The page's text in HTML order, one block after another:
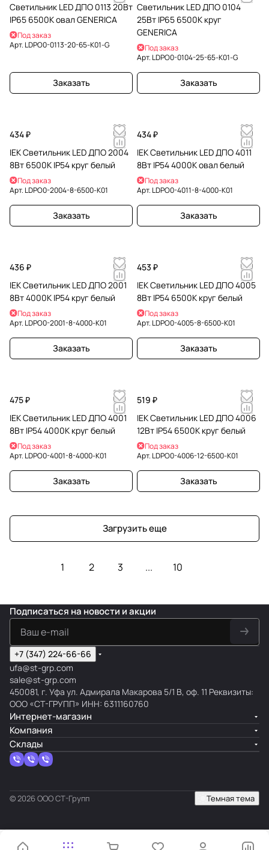
Светильник LED ДПО 0113 20Вт
IP65 6500К овал GENERICA
Под заказ
Арт. LDPO0-0113-20-65-K01-G
Заказать
Светильник LED ДПО 0104
25Вт IP65 6500К круг
GENERICA
Под заказ
Арт. LDPO0-0104-25-65-K01-G
Заказать
434 ₽
IEK Светильник LED ДПО 2004
8Вт 6500K IP54 круг белый
Под заказ
Арт. LDPO0-2004-8-6500-K01
Заказать
434 ₽
IEK Светильник LED ДПО 4011
8Вт IP54 4000K овал белый
Под заказ
Арт. LDPO0-4011-8-4000-K01
Заказать
436 ₽
IEK Светильник LED ДПО 2001
8Вт 4000K IP54 круг белый
Под заказ
Арт. LDPO0-2001-8-4000-K01
Заказать
453 ₽
IEK Светильник LED ДПО 4005
8Вт IP54 6500K круг белый
Под заказ
Арт. LDPO0-4005-8-6500-K01
Заказать
475 ₽
IEK Светильник LED ДПО 4001
8Вт IP54 4000K круг белый
Под заказ
Арт. LDPO0-4001-8-4000-K01
Заказать
519 ₽
IEK Светильник LED ДПО 4006
12Вт IP54 6500K круг белый
Под заказ
Арт. LDPO0-4006-12-6500-K01
Заказать
Загрузить еще
1 2 3 ... 10
Подписаться на новости и акции
+7 (347) 224-66-66
ufa@st-grp.com
sale@st-grp.com
450081, г. Уфа ул. Адмирала Макарова 5/1 В, оф. 11 Реквизиты:
ООО «СТ-ГРУПП» ИНН: 6311160760
Интернет-магазин
Компания
Склады
© 2026 ООО СТ-Групп Темная тема